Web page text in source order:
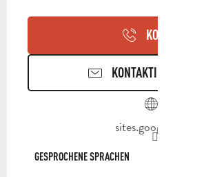
KONTAKT
KONTAKTIEREN SIE UNS
sites.google.com
GESPROCHENE SPRACHEN
GESPROCHENE SPRACHEN